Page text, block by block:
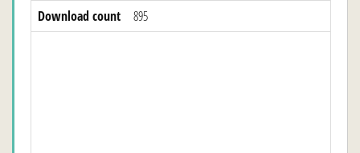
Download count
895